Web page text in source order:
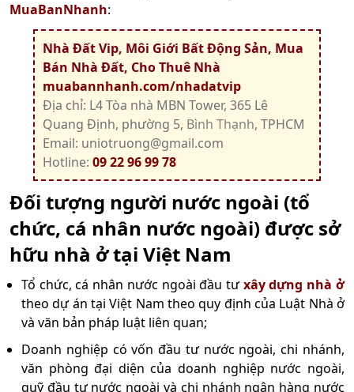
MuaBanNhanh:
Nhà Đất Vip, Môi Giới Bất Động Sản, Mua
Bán Nhà Đất, Cho Thuê Nhà
muabannhanh.com/nhadatvip
Địa chỉ: L4 Tòa nhà MBN Tower, 365 Lê
Quang Định, phường 5, Bình Thạnh, TPHCM
Email: uniotruong@gmail.com
Hotline: 09 22 96 99 78
Đối tượng người nước ngoài (tổ
chức, cá nhân nước ngoài) được sở
hữu nhà ở tại Việt Nam
Tổ chức, cá nhân nước ngoài đầu tưxây dựng nhà ở
theo dự án tại Việt Nam theo quy định của Luật Nhà ở
và văn bản pháp luật liên quan;
Doanh nghiệp có vốn đầu tư nước ngoài, chi nhánh,
văn phòng đại diện của doanh nghiệp nước ngoài,
quỹ đầu tư nước ngoài và chi nhánh ngân hàng nước